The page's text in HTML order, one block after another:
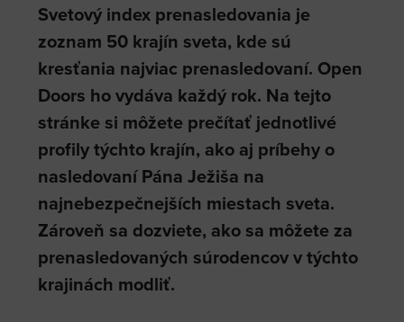
Svetový index prenasledovania je
zoznam 50 krajín sveta, kde sú
kresťania najviac prenasledovaní. Open
Doors ho vydáva každý rok. Na tejto
stránke si môžete prečítať jednotlivé
profily týchto krajín, ako aj príbehy o
nasledovaní Pána Ježiša na
najnebezpečnejších miestach sveta.
Zároveň sa dozviete, ako sa môžete za
prenasledovaných súrodencov v týchto
krajinách modliť.